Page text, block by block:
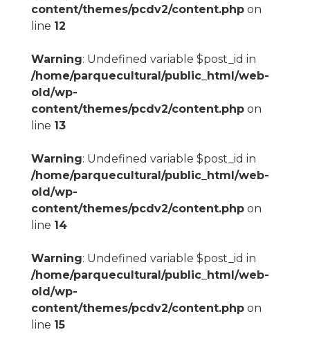
content/themes/pcdv2/content.phpon
line 12
Warning: Undefined variable $post_id in
/home/parquecultural/public_html/web-
old/wp-
content/themes/pcdv2/content.phpon
line 13
Warning: Undefined variable $post_id in
/home/parquecultural/public_html/web-
old/wp-
content/themes/pcdv2/content.phpon
line 14
Warning: Undefined variable $post_id in
/home/parquecultural/public_html/web-
old/wp-
content/themes/pcdv2/content.phpon
line 15